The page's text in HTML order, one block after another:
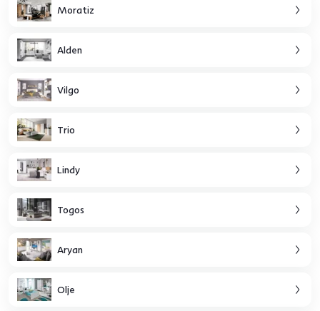
Moratiz
Alden
Vilgo
Trio
Lindy
Togos
Aryan
Olje